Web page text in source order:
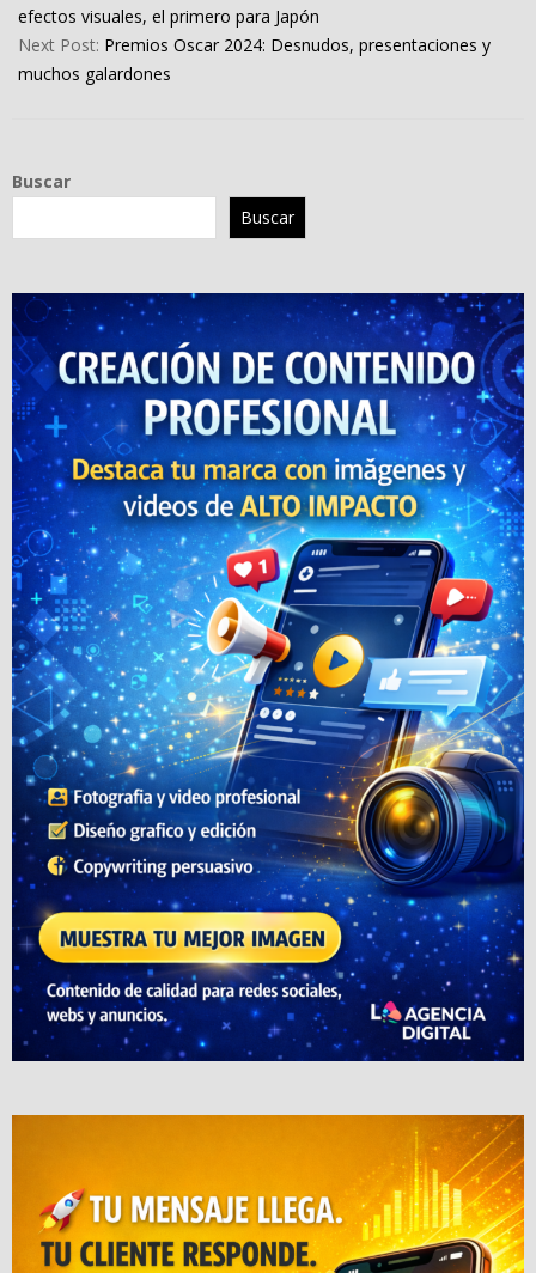
10
efectos visuales, el primero para Japón
Next Post: Premios Oscar 2024: Desnudos, presentaciones y
muchos galardones
Buscar
Buscar